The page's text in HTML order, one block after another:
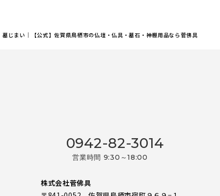
墓じまい｜【公式】佐賀県鳥栖市の仏壇・仏具・墓石・神棚用品なら菅佛具
0942-82-3014
営業時間 9:30～18:00
株式会社菅佛具